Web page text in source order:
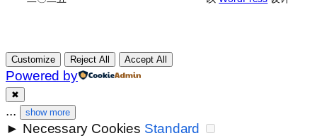
Customize Reject All Accept All
Powered by
✖
... show more
► Necessary Cookies Standard